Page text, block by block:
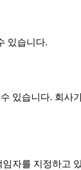
있습니다.
있습니다. 회사
자를 지정하고